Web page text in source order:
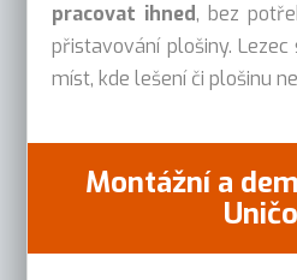
pracovat ihned, bez
přistavování plošiny.
míst, kde lešení či plošinu
Montážní a